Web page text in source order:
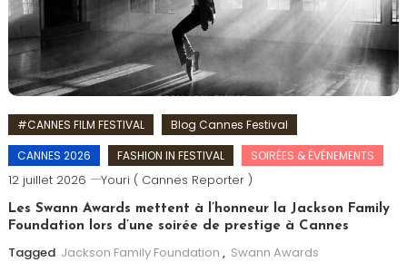
#CANNES FILM FESTIVAL
Blog Cannes Festival
CANNES 2026
FASHION IN FESTIVAL SOIRÉES & ÉVÉNEMENTS
12 juillet 2026 Youri ( Cannes Reporter )
Les Swann Awards mettent à l’honneur la Jackson Family
Foundation lors d’une soirée de prestige à Cannes
Tagged Jackson Family Foundation , Swann Awards